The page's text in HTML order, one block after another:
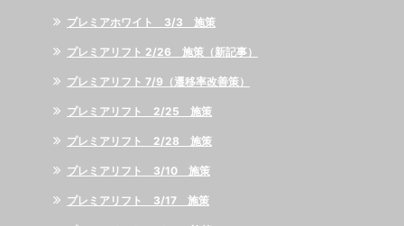
プレミアホワイト 3/3 施策
プレミアリフト 2/26 施策（新記事）
プレミアリフト 7/9（遷移率改善策）
プレミアリフト 2/25 施策
プレミアリフト 2/28 施策
プレミアリフト 3/10 施策
プレミアリフト 3/17 施策